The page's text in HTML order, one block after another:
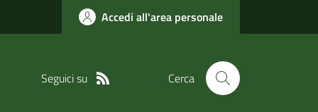
Accedi all'area personale
Seguici su Cerca